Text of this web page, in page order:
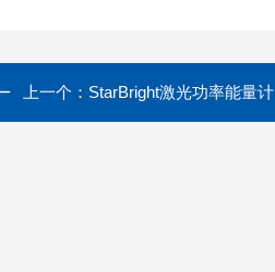
上一个： StarBright激光功率能量计